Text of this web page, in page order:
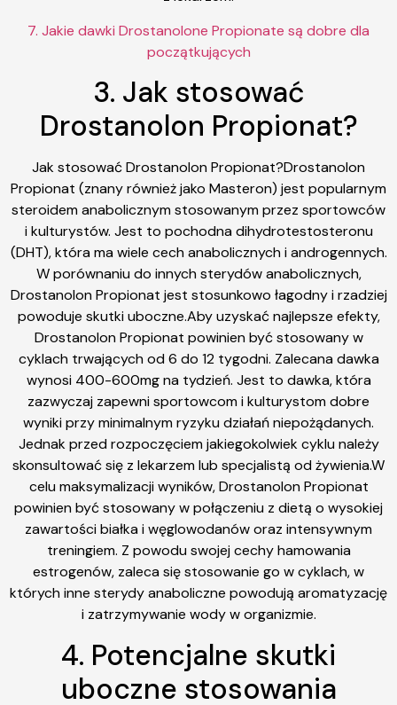
7. Jakie dawki Drostanolone Propionate są dobre dla
początkujących
3. Jak stosować
Drostanolon Propionat?
Jak stosować Drostanolon Propionat?Drostanolon
Propionat (znany również jako Masteron) jest popularnym
steroidem anabolicznym stosowanym przez sportowców
i kulturystów. Jest to pochodna dihydrotestosteronu
(DHT), która ma wiele cech anabolicznych i androgennych.
W porównaniu do innych sterydów anabolicznych,
Drostanolon Propionat jest stosunkowo łagodny i rzadziej
powoduje skutki uboczne.Aby uzyskać najlepsze efekty,
Drostanolon Propionat powinien być stosowany w
cyklach trwających od 6 do 12 tygodni. Zalecana dawka
wynosi 400-600mg na tydzień. Jest to dawka, która
zazwyczaj zapewni sportowcom i kulturystom dobre
wyniki przy minimalnym ryzyku działań niepożądanych.
Jednak przed rozpoczęciem jakiegokolwiek cyklu należy
skonsultować się z lekarzem lub specjalistą od żywienia.W
celu maksymalizacji wyników, Drostanolon Propionat
powinien być stosowany w połączeniu z dietą o wysokiej
zawartości białka i węglowodanów oraz intensywnym
treningiem. Z powodu swojej cechy hamowania
estrogenów, zaleca się stosowanie go w cyklach, w
których inne sterydy anaboliczne powodują aromatyzację
i zatrzymywanie wody w organizmie.
4. Potencjalne skutki
uboczne stosowania